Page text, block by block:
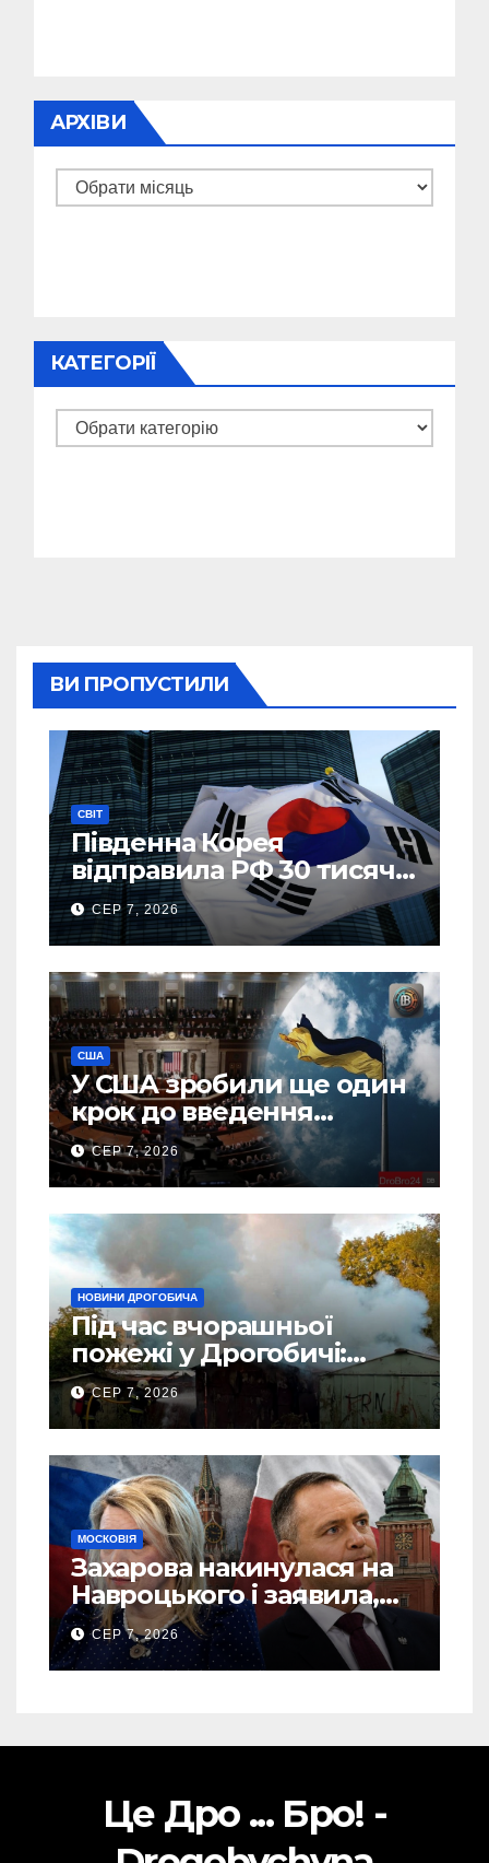
АРХІВИ
Архіви
КАТЕГОРІЇ
Категорії
ВИ ПРОПУСТИЛИ
СВІТ
Південна Корея
відправила РФ 30 тисяч
тонн авіапалива
СЕР 7, 2026
США
У США зробили ще один
крок до введення
“пекельних санкцій”
проти Росії
СЕР 7, 2026
НОВИНИ ДРОГОБИЧА
Під час вчорашньої
пожежі у Дрогобичі:
“врятовано” 4 гаражі
(Відео)
СЕР 7, 2026
МОСКОВІЯ
Захарова накинулася на
Навроцького і заявила,
що Польща зобов’язана
існуванням Сталіну
СЕР 7, 2026
Це Дро ... Бро! -